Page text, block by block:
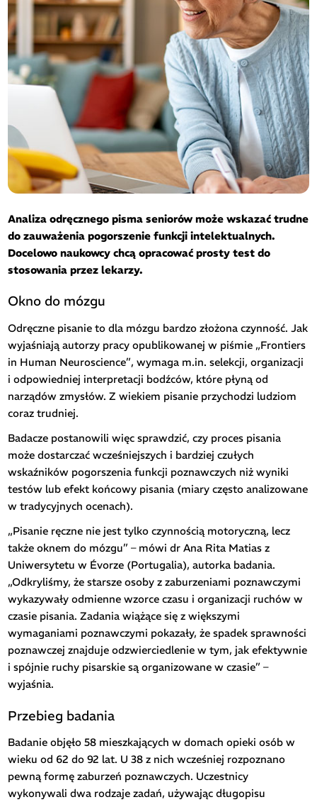
Analiza odręcznego pisma seniorów może wskazać trudne
do zauważenia pogorszenie funkcji intelektualnych.
Docelowo naukowcy chcą opracować prosty test do
stosowania przez lekarzy.
Okno do mózgu
Odręczne pisanie to dla mózgu bardzo złożona czynność. Jak
wyjaśniają autorzy pracy opublikowanej w piśmie „Frontiers
in Human Neuroscience”, wymaga m.in. selekcji, organizacji
i odpowiedniej interpretacji bodźców, które płyną od
narządów zmysłów. Z wiekiem pisanie przychodzi ludziom
coraz trudniej.
Badacze postanowili więc sprawdzić, czy proces pisania
może dostarczać wcześniejszych i bardziej czułych
wskaźników pogorszenia funkcji poznawczych niż wyniki
testów lub efekt końcowy pisania (miary często analizowane
w tradycyjnych ocenach).
„Pisanie ręczne nie jest tylko czynnością motoryczną, lecz
także oknem do mózgu” – mówi dr Ana Rita Matias z
Uniwersytetu w Évorze (Portugalia), autorka badania.
„Odkryliśmy, że starsze osoby z zaburzeniami poznawczymi
wykazywały odmienne wzorce czasu i organizacji ruchów w
czasie pisania. Zadania wiążące się z większymi
wymaganiami poznawczymi pokazały, że spadek sprawności
poznawczej znajduje odzwierciedlenie w tym, jak efektywnie
i spójnie ruchy pisarskie są organizowane w czasie” –
wyjaśnia.
Przebieg badania
Badanie objęło 58 mieszkających w domach opieki osób w
wieku od 62 do 92 lat. U 38 z nich wcześniej rozpoznano
pewną formę zaburzeń poznawczych. Uczestnicy
wykonywali dwa rodzaje zadań, używając długopisu